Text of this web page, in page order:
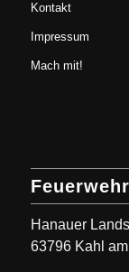
Kontakt
Impressum
Mach mit!
Hanauer
63796 Kahl